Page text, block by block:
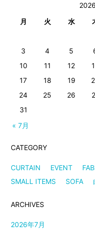
月
火 水
« 7月
3
4 5
10
11 12
17
18 19
24
25 26
31
CATEGORY
CURTAIN EVENT
SMALL ITEMS
SOFA
ARCHIVES
2026年7月